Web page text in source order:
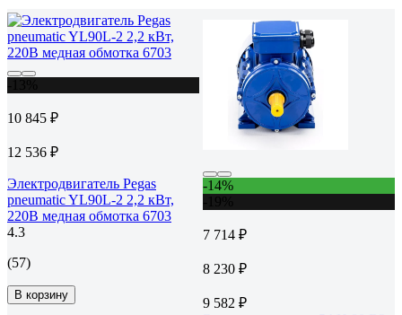
10 845 ₽
12 536 ₽
Электродвигатель Pegas
pneumatic YL90L-2 2,2 кВт,
220В медная обмотка 6703
4.3
(57)
В корзину
-14%
7 714 ₽
8 230 ₽
9 582 ₽